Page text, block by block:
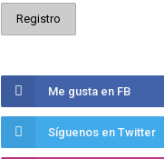
Me gusta en FB
Síguenos en Twitter